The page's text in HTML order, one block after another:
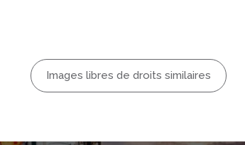
Images libres de droits similaires